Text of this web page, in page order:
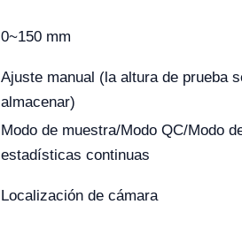
0~150 mm
Ajuste manual (la altura de prueba
almacenar)
Modo de muestra/Modo QC/Modo
estadísticas continuas
Localización de cámara